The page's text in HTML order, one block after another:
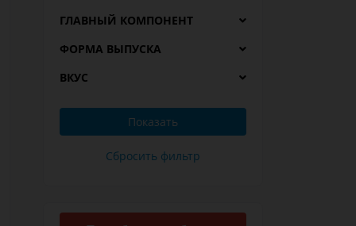
ГЛАВНЫЙ КОМПОНЕНТ
ФОРМА ВЫПУСКА
ВКУС